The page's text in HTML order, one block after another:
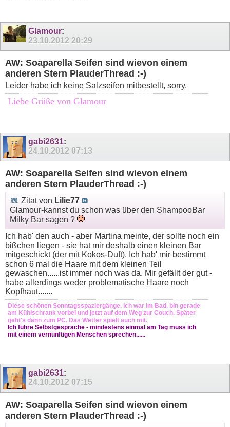
Glamour:
23.10.2012 20:29
AW: Soaparella Seifen sind wievon einem
anderen Stern PlauderThread :-)
Leider habe ich keine Salzseifen mitbestellt, sorry.
Liebe Grüße von Glamour
gabi2631:
24.10.2012 07:13
AW: Soaparella Seifen sind wievon einem
anderen Stern PlauderThread :-)
Zitat von Lilie77
Glamour-kannst du schon was über den ShampooBar
Milky Bar sagen ?
Ich hab' den auch - aber Martina meinte, der sollte noch ein
bißchen liegen - sie hat mir deshalb einen kleinen Bar
mitgeschickt (der mit Kokos-Duft). Ich hab' mir bestimmt
schon 6 mal die Haare mit dem kleinen Teil
gewaschen......ist immer noch was da. Mir gefällt der gut -
habe allerdings weder problematische Haare noch
Kopfhaut.......
Diese schönen Sonntagsspaziergänge. Ich war im Bad, bin gerade
am Kühlschrank vorbei und jetzt auf dem Weg zur Couch. Später
geht's dann zum PC. Das Wetter spielt auch mit.
Ich führe Selbstgespräche - mindestens einmal am Tag muss ich
mit einem vernünftigen Menschen sprechen......
gabi2631:
24.10.2012 07:15
AW: Soaparella Seifen sind wievon einem
anderen Stern PlauderThread :-)